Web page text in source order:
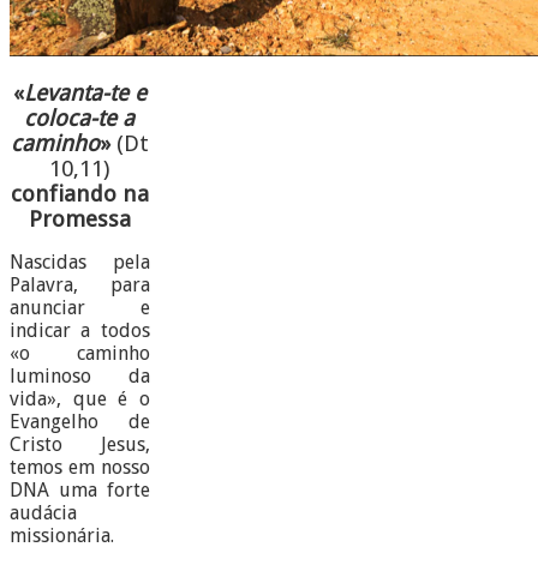
«Levanta-te e
coloca-te a
caminho»(Dt
10,11)
confiando na
Promessa
Nascidas pela
Palavra, para
anunciar e
indicar a todos
«o caminho
luminoso da
vida», que é o
Evangelho de
Cristo Jesus,
temos em nosso
DNA uma forte
audácia
missionária.